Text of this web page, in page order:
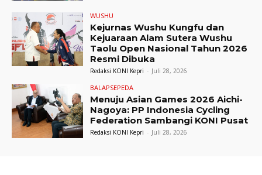
WUSHU
Kejurnas Wushu Kungfu dan
Kejuaraan Alam Sutera Wushu
Taolu Open Nasional Tahun 2026
Resmi Dibuka
Redaksi KONI Kepri - Juli 28, 2026
BALAPSEPEDA
Menuju Asian Games 2026 Aichi-
Nagoya: PP Indonesia Cycling
Federation Sambangi KONI Pusat
Redaksi KONI Kepri - Juli 28, 2026